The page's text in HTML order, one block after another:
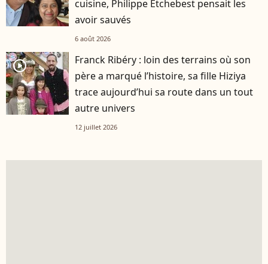
cuisine, Philippe Etchebest pensait les
avoir sauvés
6 août 2026
player2
Franck Ribéry : loin des terrains où son
père a marqué l’histoire, sa fille Hiziya
trace aujourd’hui sa route dans un tout
autre univers
12 juillet 2026